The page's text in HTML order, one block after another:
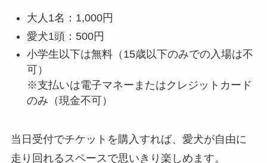
大人1名：1,000円
愛犬1頭：500円
小学生以下は無料（15歳以下のみでの入場は不
可）
※支払いは電子マネーまたはクレジットカード
のみ（現金不可）
当日受付でチケットを購入すれば、愛犬が自由に
走り回れるスペースで思いきり楽しめます。